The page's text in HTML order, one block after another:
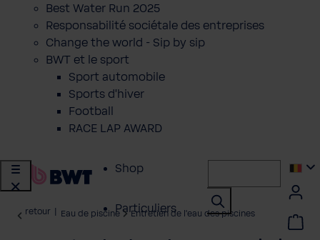
Best Water Run 2025
Responsabilité sociétale des entreprises
Change the world - Sip by sip
BWT et le sport
Sport automobile
Sports d'hiver
Football
RACE LAP AWARD
Shop
Particuliers
retour Eau de piscine Entretien de l'eau des piscines